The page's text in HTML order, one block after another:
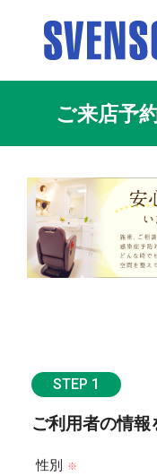
ご来店予
STEP 1
ご利用者の情
性別 ※